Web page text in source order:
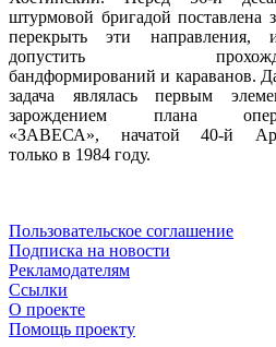
штурмовой бригадой поставлена
перекрыть эти направления,
допустить
бандформирований и караванов.
задача являлась первым
зарождением плана
«ЗАВЕСА», начатой 40-й
только в 1984 году.
Пользовательское соглашение
Подписка на новости
Рекламодателям
Ссылки
О проекте
Помощь проекту